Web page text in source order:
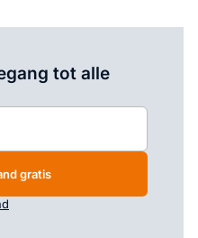
tot alle
gratis